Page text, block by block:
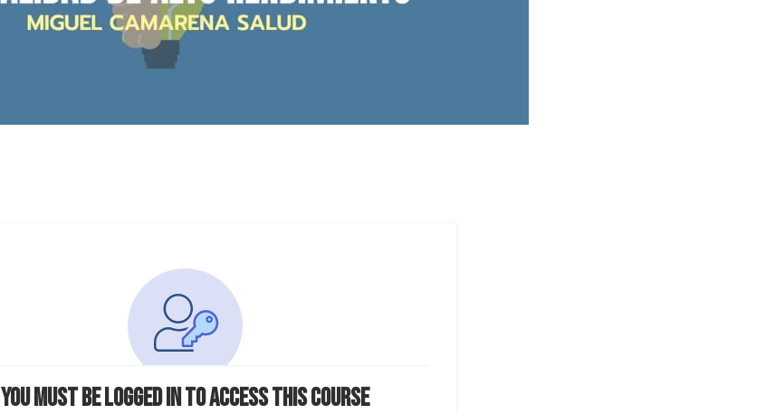
You must be logged in to access this course